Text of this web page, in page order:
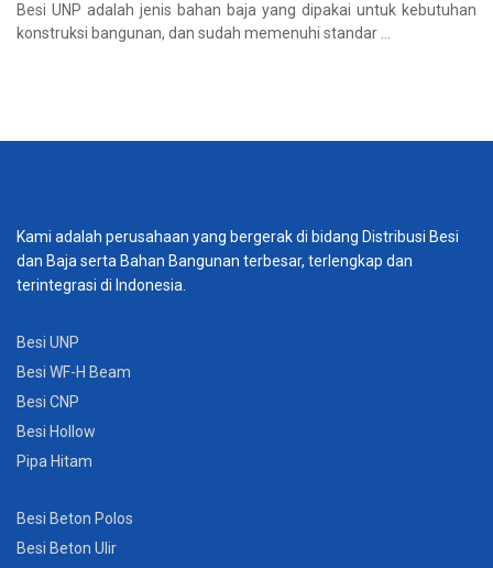
Besi UNP adalah jenis bahan baja yang dipakai untuk kebutuhan
konstruksi bangunan, dan sudah memenuhi standar ...
Kami adalah perusahaan yang bergerak di bidang Distribusi Besi
dan Baja serta Bahan Bangunan terbesar, terlengkap dan
terintegrasi di Indonesia.
Besi UNP
Besi WF-H Beam
Besi CNP
Besi Hollow
Pipa Hitam
Besi Beton Polos
Besi Beton Ulir